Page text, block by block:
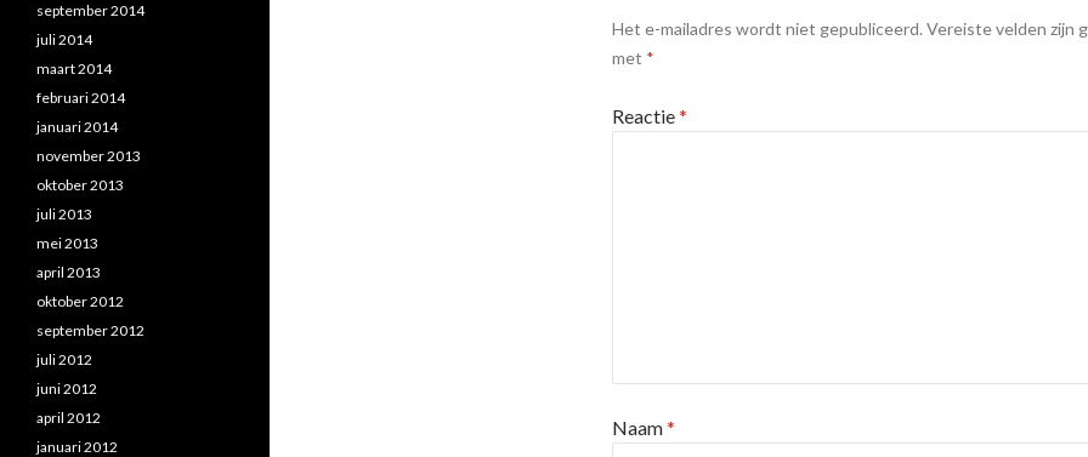
Het e-mailadres wordt niet gepubliceerd. Vereiste velden zijn
met *
Reactie*
Naam*
september 2014
juli 2014
maart 2014
februari 2014
januari 2014
november 2013
oktober 2013
juli 2013
mei 2013
april 2013
oktober 2012
september 2012
juli 2012
juni 2012
april 2012
januari 2012